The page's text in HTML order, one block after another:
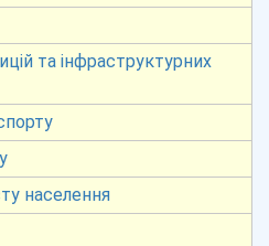
та інфраструктурних
населення